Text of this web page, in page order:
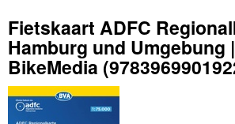
Fietskaart ADFC
Hamburg und Umgebung
BikeMedia